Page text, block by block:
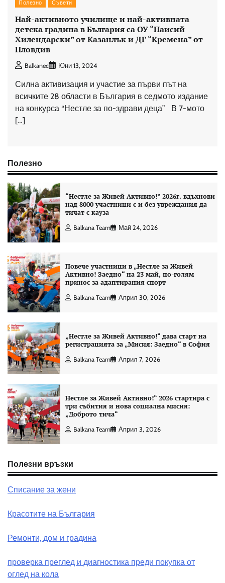
Полезно Съвети
Най-активното училище и най-активната
детска градина в България са ОУ “Паисий
Хилендарски” от Казанлък и ДГ “Кремена” от
Пловдив
Balkanec Юни 13, 2024
Силна активизация и участие за първи път на
всичките 28 области в България в седмото издание
на конкурса “Нестле за по-здрави деца” В 7-мото
[…]
Полезно
“Нестле за Живей Aктивно!” 2026г. вдъхнови
над 8000 участници с и без увреждания да
тичат с кауза
Balkana Team Май 24, 2026
Повече участници в „Нестле за Живей
Активно! Заедно“ на 23 май, по-голям
принос за адаптирания спорт
Balkana Team Април 30, 2026
„Нестле за Живей Активно!“ дава старт на
регистрацията за „Мисия: Заедно“ в София
Balkana Team Април 7, 2026
Нестле за Живей Активно!“ 2026 стартира с
три събития и нова социална мисия:
„Доброто тича“
Balkana Team Април 3, 2026
Полезни връзки
Списание за жени
Красотите на България
Ремонти, дом и градина
проверка преглед и диагностика преди покупка от
оглед на кола